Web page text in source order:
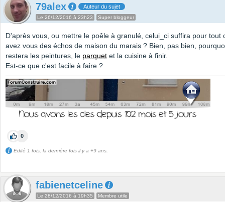
79alex Auteur du sujet
Le 26/12/2016 à 23h23 Super bloggeur
D'après vous, ou mettre le poêle à granulé, celui_ci suffira pour tout
avez vous des échos de maison du marais ? Bien, pas bien,
restera les peintures, le parquet et la cuisine à finir.
Est-ce que c'est facile à faire ?
0
Edité 1 fois, la dernière fois il y a +9 ans.
fabienetceline
Le 28/12/2016 à 19h35 Membre utile